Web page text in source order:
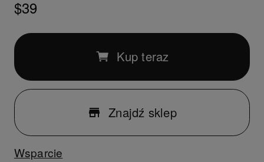
$39
Kup teraz
Znajdź sklep
Wsparcie